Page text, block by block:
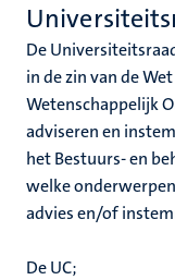
De
in de zin van de
Wetenschappelijk
adviseren en
het Bestuurs- en
welke
advies en/of
De UC;